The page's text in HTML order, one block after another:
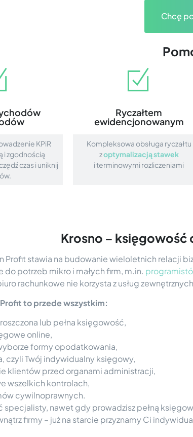
Chcę
KPiR
i zgodnością
czas i uniknij
Ryczałtem
ewidencjonowanym
Kompleksowa obsługa ryczałtu
zoptymalizacją stawek
i terminowymi rozliczeniami
Krosno – księgowość
Profit stawia na budowanie wieloletnich relacji
do potrzeb mikro i małych firm, m.in.
rachunkowe nie korzysta z usług
to przede wszystkim:
lub pełna księgowość,
online,
formy opodatkowania,
czyli Twój indywidualny księgowy,
klientów przed organami administracji,
wszelkich kontrolach,
cywilnoprawnych.
specjalisty, nawet gdy prowadzisz pełną
firmy – już na starcie przyznamy Ci